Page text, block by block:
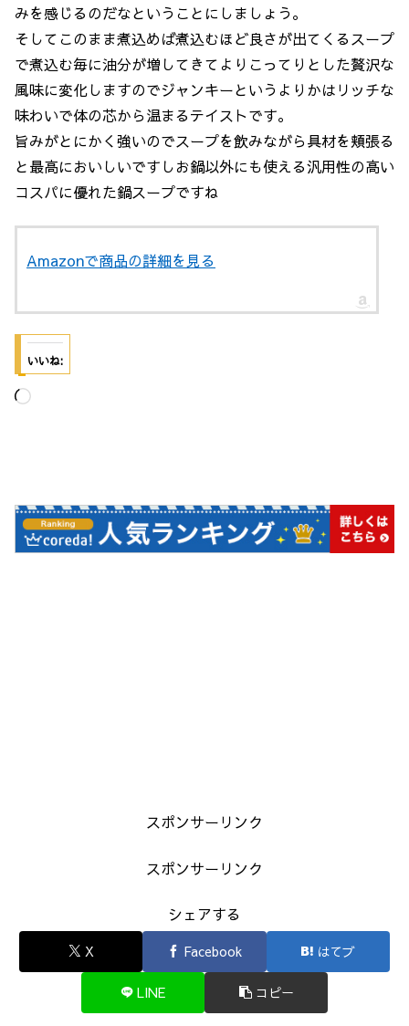
みを感じるのだなということにしましょう。
そしてこのまま煮込めば煮込むほど良さが出てくるスープ
で煮込む毎に油分が増してきてよりこってりとした贅沢な
風味に変化しますのでジャンキーというよりかはリッチな
味わいで体の芯から温まるテイストです。
旨みがとにかく強いのでスープを飲みながら具材を頬張る
と最高においしいですしお鍋以外にも使える汎用性の高い
コスパに優れた鍋スープですね
Amazonで商品の詳細を見る
いいね:
読
スポンサーリンク
スポンサーリンク
シェアする
X Facebook はてブ
LINE コピー